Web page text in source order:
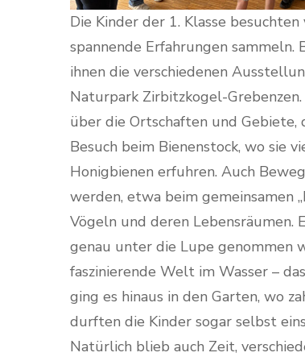
Die Kinder der 1. Klasse
spannende Erfahrungen
ihnen die verschiedenen
Naturpark Zirbitzkogel-
über die Ortschaften und Gebiete,
Besuch beim Bienenstock, wo sie
Honigbienen erfuhren. Auch
werden, etwa beim gemeinsamen
Vögeln und deren Lebensräumen.
genau unter die Lupe genommen
faszinierende Welt im Wasser –
ging es hinaus in den Garten, wo
durften die Kinder sogar selbst
Natürlich blieb auch Zeit,